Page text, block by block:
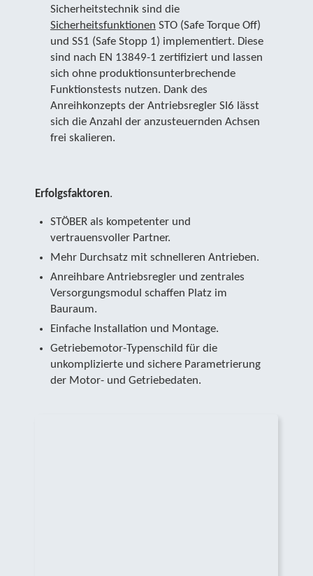
Sicherheitstechnik sind die
Sicherheitsfunktionen STO (Safe Torque Off)
und SS1 (Safe Stopp 1) implementiert. Diese
sind nach EN 13849-1 zertifiziert und lassen
sich ohne produktionsunterbrechende
Funktionstests nutzen. Dank des
Anreihkonzepts der Antriebsregler SI6 lässt
sich die Anzahl der anzusteuernden Achsen
frei skalieren.
Erfolgsfaktoren.
STÖBER als kompetenter und
vertrauensvoller Partner.
Mehr Durchsatz mit schnelleren Antrieben.
Anreihbare Antriebsregler und zentrales
Versorgungsmodul schaffen Platz im
Bauraum.
Einfache Installation und Montage.
Getriebemotor-Typenschild für die
unkomplizierte und sichere Parametrierung
der Motor- und Getriebedaten.